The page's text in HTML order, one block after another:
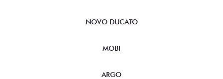
NOVO DUCATO
MOBI
ARGO